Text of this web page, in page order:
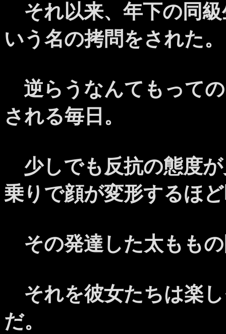
それ以来、年下の同
いう名の拷問をされた。
逆らうなんてもって
される毎日。
少しでも反抗の態度
乗りで顔が変形するほ
その発達した太もも
それを彼女たちは楽
だ。